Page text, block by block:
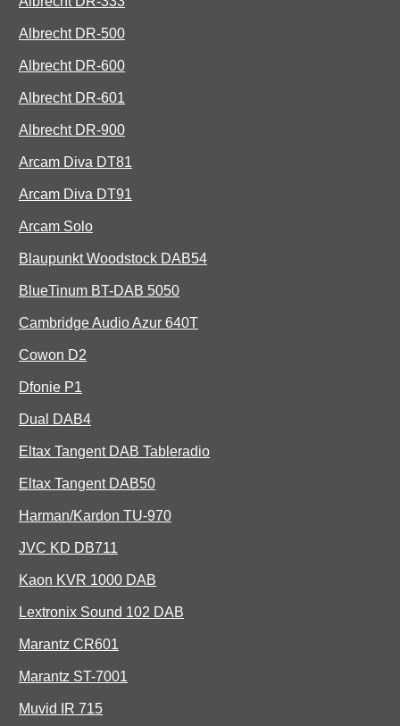
Albrecht DR-500
Albrecht DR-600
Albrecht DR-601
Albrecht DR-900
Arcam Diva DT81
Arcam Diva DT91
Arcam Solo
Blaupunkt Woodstock DAB54
BlueTinum BT-DAB 5050
Cambridge Audio Azur 640T
Cowon D2
Dfonie P1
Dual DAB4
Eltax Tangent DAB Tableradio
Eltax Tangent DAB50
Harman/Kardon TU-970
JVC KD DB711
Kaon KVR 1000 DAB
Lextronix Sound 102 DAB
Marantz CR601
Marantz ST-7001
Muvid IR 715